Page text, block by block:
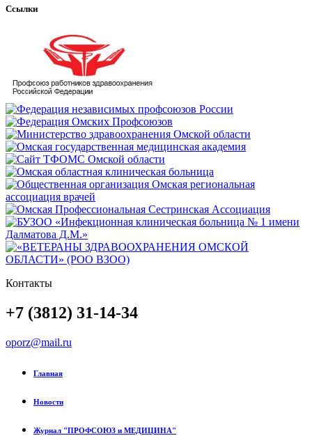
Ссылки
Контакты
+7 (3812) 31-14-34
oporz@mail.ru
Главная
Новости
Журнал "ПРОФСОЮЗ и МЕДИЦИНА"